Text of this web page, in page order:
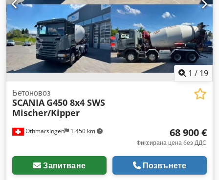
1 / 19
Othmarsingen 1 450 km
Бетоновоз
SCANIA G450 8x4 SWS
Mischer/Kipper
68 900 €
Фиксирана цена без ДДС
Запитване Позвънете